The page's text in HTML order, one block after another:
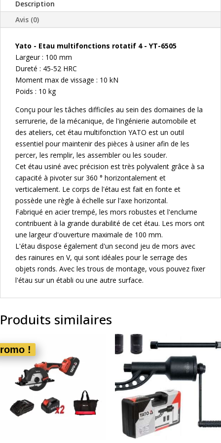
Description
Avis (0)
Yato - Etau multifonctions rotatif 4 - YT-6505
Largeur : 100 mm
Dureté : 45-52 HRC
Moment max de vissage : 10 kN
Poids : 10 kg
Conçu pour les tâches difficiles au sein des domaines de la
serrurerie, de la mécanique, de l'ingénierie automobile et
des ateliers, cet étau multifonction YATO est un outil
essentiel pour maintenir des pièces à usiner afin de les
percer, les remplir, les assembler ou les souder.
Cet étau usiné avec précision est très polyvalent grâce à sa
capacité à pivoter sur 360 ° horizontalement et
verticalement. Le corps de l'étau est fait en fonte et
possède une règle à échelle sur l'axe horizontal.
Fabriqué en acier trempé, les mors robustes et l'enclume
contribuent à la grande durabilité de cet étau. Les mors ont
une largeur d'ouverture maximale de 100 mm.
L'étau dispose également d'un second jeu de mors avec
des rainures en V, qui sont idéales pour le serrage des
objets ronds. Avec les trous de montage, vous pouvez fixer
l'étau sur un établi ou une autre surface.
Produits similaires
!